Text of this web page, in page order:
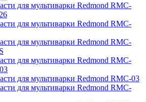
для мультиварки Redmond RMC-
для мультиварки Redmond RMC-
для мультиварки Redmond RMC-
для мультиварки Redmond RMC-
для мультиварки Redmond RMC-03
для мультиварки Redmond RMC-